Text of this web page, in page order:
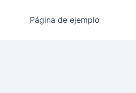
Página de ejemplo